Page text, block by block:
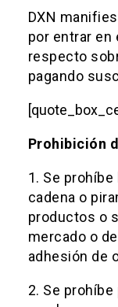
DXN
por entrar en
respecto
pagando
Prohibición
1. Se
cadena o
productos o
mercado o
adhesión de
2. Se